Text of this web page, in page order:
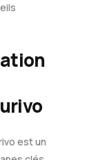
est un